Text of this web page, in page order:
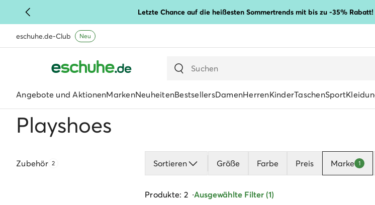
Letzte Chance auf die heißesten Sommertrends mit bis zu -35% Rabatt!
eschuhe.de-Club Neu
Angebote und AktionenMarkenNeuheitenBestsellersDamenHerrenKinderTaschenSport
Playshoes
Zubehör 2 Sortieren Größe Farbe Preis Marke 1
Produkte: 2 Ausgewählte Filter (1)